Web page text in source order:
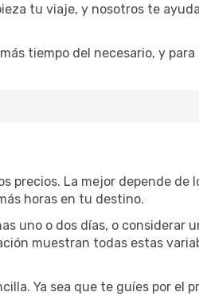
tu viaje, y nosotros te
tiempo del necesario, y para
precios. La mejor depende de
horas en tu destino.
uno o dos días, o considerar
muestran todas estas
Ya sea que te guíes por el